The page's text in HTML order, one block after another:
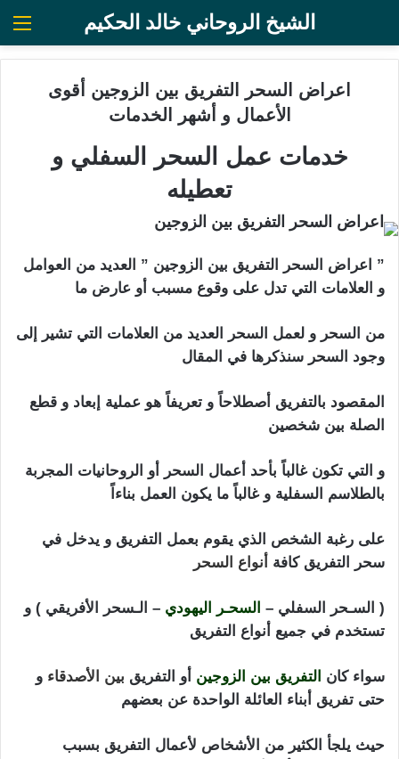
الشيخ الروحاني خالد الحكيم
اعراض السحر التفريق بين الزوجين أقوى
الأعمال و أشهر الخدمات
خدمات عمل السحر السفلي و
تعطيله
” اعراض السحر التفريق بين الزوجين ” العديد من العوامل
و العلامات التي تدل على وقوع مسبب أو عارض ما
من السحر و لعمل السحر العديد من العلامات التي تشير إلى
وجود السحر سنذكرها في المقال
المقصود بالتفريق أصطلاحاً و تعريفاً هو عملية إبعاد و قطع
الصلة بين شخصين
و التي تكون غالباً بأحد أعمال السحر أو الروحانيات المجربة
بالطلاسم السفلية و غالباً ما يكون العمل بناءاً
على رغبة الشخص الذي يقوم بعمل التفريق و يدخل في
سحر التفريق كافة
أنواع السحر
( السـحر السفلي – السحـر اليهودي – الـسحر الأفريقي ) و
تستخدم في جميع أنواع التفريق
سواء كان التفريق بين الزوجين أو التفريق بين الأصدقاء و
حتى تفريق أبناء العائلة الواحدة عن بعضهم
حيث يلجأ الكثير من الأشخاص لأعمال التفريق بسبب